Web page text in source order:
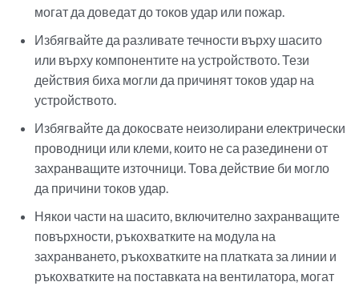
могат да доведат до токов удар или пожар.
Избягвайте да разливате течности върху шасито
или върху компонентите на устройството. Тези
действия биха могли да причинят токов удар на
устройството.
Избягвайте да докосвате неизолирани електрически
проводници или клеми, които не са разединени от
захранващите източници. Това действие би могло
да причини токов удар.
Някои части на шасито, включително захранващите
повърхности, ръкохватките на модула на
захранването, ръкохватките на платката за линии и
ръкохватките на поставката на вентилатора, могат